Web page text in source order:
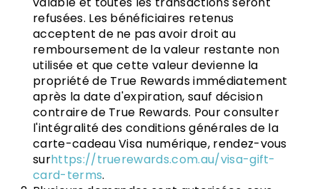
refusées. Les bénéficiaires retenus
acceptent de ne pas avoir droit au
remboursement de la valeur restante non
utilisée et que cette valeur devienne la
propriété de True Rewards immédiatement
après la date d'expiration, sauf décision
contraire de True Rewards. Pour consulter
l'intégralité des conditions générales de la
carte-cadeau Visa numérique, rendez-vous
surhttps://truerewards.com.au/visa-gift-
card-terms.